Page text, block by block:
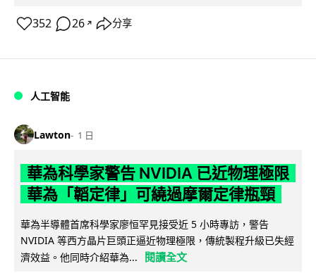
352 26 ↗ 分享
人工智能
Lawton 1 日
華為科學家警告 NVIDIA 已近物理極限
華為「韜定律」可繞過摩爾定律瓶頸
華為半導體首席科學家廖恒罕見接受近 5 小時專訪，警告
NVIDIA 等西方晶片巨頭正逼近物理極限，傳統製程升級已失經
濟效益。他同時介紹華為...
閱讀全文